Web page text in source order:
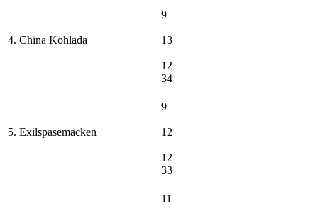
4. China Kohlada
9
13
12
34
5. Exilspasemacken
9
12
12
33
11